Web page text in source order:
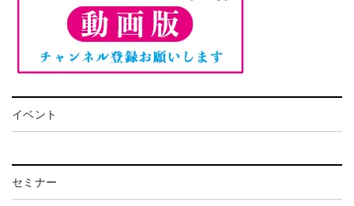
イベント
セミナー